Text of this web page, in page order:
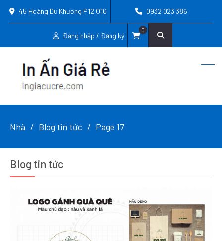
45 Hoàng Dư Khương P12 Q10 0932 023 386
Đăng nhập / Đăng ký
0
Nhà Blog tin tức Page 17
Blog tin tức